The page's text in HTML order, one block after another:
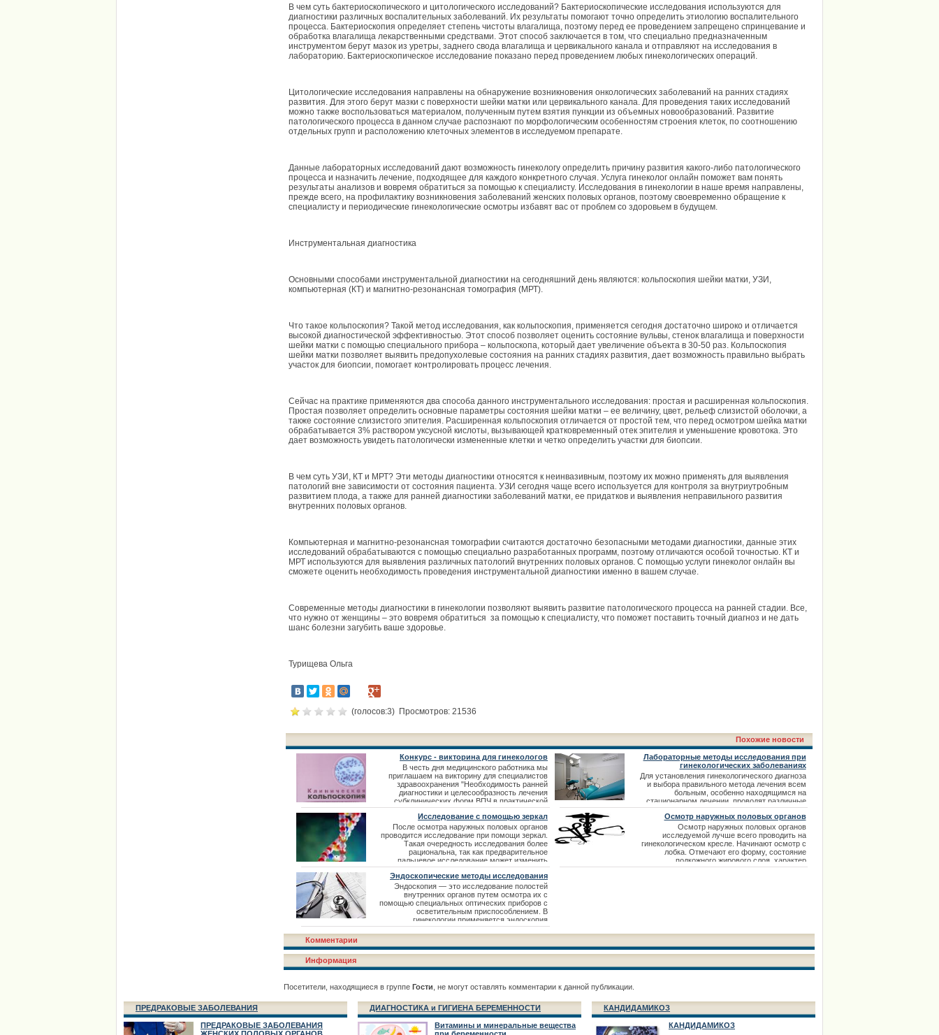
В чем суть бактериоскопического и цитологического исследований? Бактериоскопические исследования используются для
диагностики различных воспалительных заболеваний. Их результаты помогают точно определить этиологию воспалительного
процесса. Бактериоскопия определяет степень чистоты влагалища, поэтому перед ее проведением запрещено спринцевание и
обработка влагалища лекарственными средствами. Этот способ заключается в том, что специально предназначенным
инструментом берут мазок из уретры, заднего свода влагалища и цервикального канала и отправляют на исследования в
лабораторию. Бактериоскопическое исследование показано перед проведением любых гинекологических операций.
Цитологические исследования направлены на обнаружение возникновения онкологических заболеваний на ранних стадиях
развития. Для этого берут мазки с поверхности шейки матки или цервикального канала. Для проведения таких исследований
можно также воспользоваться материалом, полученным путем взятия пункции из объемных новообразований. Развитие
патологического процесса в данном случае распознают по морфологическим особенностям строения клеток, по соотношению
отдельных групп и расположению клеточных элементов в исследуемом препарате.
Данные лабораторных исследований дают возможность гинекологу определить причину развития какого-либо патологического
процесса и назначить лечение, подходящее для каждого конкретного случая. Услуга гинеколог онлайн поможет вам понять
результаты анализов и вовремя обратиться за помощью к специалисту. Исследования в гинекологии в наше время направлены,
прежде всего, на профилактику возникновения заболеваний женских половых органов, поэтому своевременно обращение к
специалисту и периодические гинекологические осмотры избавят вас от проблем со здоровьем в будущем.
Инструментальная диагностика
Основными способами инструментальной диагностики на сегодняшний день являются: кольпоскопия шейки матки, УЗИ,
компьютерная (КТ) и магнитно-резонансная томография (МРТ).
Что такое кольпоскопия? Такой метод исследования, как кольпоскопия, применяется сегодня достаточно широко и отличается
высокой диагностической эффективностью. Этот способ позволяет оценить состояние вульвы, стенок влагалища и поверхности
шейки матки с помощью специального прибора – кольпоскопа, который дает увеличение объекта в 30-50 раз. Кольпоскопия
шейки матки позволяет выявить предопухолевые состояния на ранних стадиях развития, дает возможность правильно выбрать
участок для биопсии, помогает контролировать процесс лечения.
Сейчас на практике применяются два способа данного инструментального исследования: простая и расширенная кольпоскопия.
Простая позволяет определить основные параметры состояния шейки матки – ее величину, цвет, рельеф слизистой оболочки, а
также состояние слизистого эпителия. Расширенная кольпоскопия отличается от простой тем, что перед осмотром шейка матки
обрабатывается 3% раствором уксусной кислоты, вызывающей кратковременный отек эпителия и уменьшение кровотока. Это
дает возможность увидеть патологически измененные клетки и четко определить участки для биопсии.
В чем суть УЗИ, КТ и МРТ? Эти методы диагностики относятся к неинвазивным, поэтому их можно применять для выявления
патологий вне зависимости от состояния пациента. УЗИ сегодня чаще всего используется для контроля за внутриутробным
развитием плода, а также для ранней диагностики заболеваний матки, ее придатков и выявления неправильного развития
внутренних половых органов.
Компьютерная и магнитно-резонансная томографии считаются достаточно безопасными методами диагностики, данные этих
исследований обрабатываются с помощью специально разработанных программ, поэтому отличаются особой точностью. КТ и
МРТ используются для выявления различных патологий внутренних половых органов. С помощью услуги гинеколог онлайн вы
сможете оценить необходимость проведения инструментальной диагностики именно в вашем случае.
Современные методы диагностики в гинекологии позволяют выявить развитие патологического процесса на ранней стадии. Все,
что нужно от женщины – это вовремя обратиться за помощью к специалисту, что поможет поставить точный диагноз и не дать
шанс болезни загубить ваше здоровье.
Турищева Ольга
(голосов:3) Просмотров: 21536
Похожие новости
Конкурс - викторина для гинекологов
В честь дня медицинского работника мы
приглашаем на викторину для специалистов
здравоохранения "Необходимость ранней
диагностики и целесообразность лечения
субклинических форм ВПЧ в практической
работе врача акушера-гинеколога"
Лабораторные методы исследования при
гинекологических заболеваниях
Для установления гинекологического диагноза
и выбора правильного метода лечения всем
больным, особенно находящимся на
стационарном лечении, проводят различные
общепринятые лабораторные
исследования.Клиническое исследование крови
может быть основой диагностики некоторых
гинекологических заболеваний. Исследование
гемоглобина в динамике нередко помогает в
диагностике различных
Исследование с помощью зеркал
После осмотра наружных половых органов
проводится исследование при помощи зеркал.
Такая очередность исследования более
рациональна, так как предварительное
пальцевое исследование может изменить
характер влагалищных выделений (возможна
примесь крови) и вид воспалительных
процессов, эрозий, полипов вследствие
травматизации. Осмотр влагалища и шейки
матки проводится с помощью влагалищных
зеркал
Осмотр наружных половых органов
Осмотр наружных половых органов
исследуемой лучше всего проводить на
гинекологическом кресле. Начинают осмотр с
лобка. Отмечают его форму, состояние
подкожного жирового слоя, характер
волосистости (горизонтальная граница
Эндоскопические методы исследования
Эндоскопия — это исследование полостей
внутренних органов путем осмотра их с
помощью специальных оптических приборов с
осветительным приспособлением. В
гинекологии применяется эндоскопия
различных отделов полового аппарата
(кольпоскопия, гистероскопия), мочевой
системы (цистоскопия), толстой кишки
(ректороманоскопия) и нижнего отдела брюшной
Комментарии
Информация
Посетители, находящиеся в группе Гости , не могут оставлять комментарии к данной публикации.
ПРЕДРАКОВЫЕ ЗАБОЛЕВАНИЯ
ПРЕДРАКОВЫЕ ЗАБОЛЕВАНИЯ
ДИАГНОСТИКА и ГИГИЕНА БЕРЕМЕННОСТИ
Витамины и минеральные вещества
КАНДИДАМИКОЗ
КАНДИДАМИКОЗ